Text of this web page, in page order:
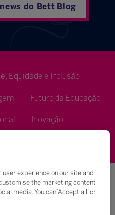
do Bett Blog
Equidade e Inclusão
Futuro da Educação
Inovação
experience on our site and
the marketing content
media. You can ‘Accept all’ or